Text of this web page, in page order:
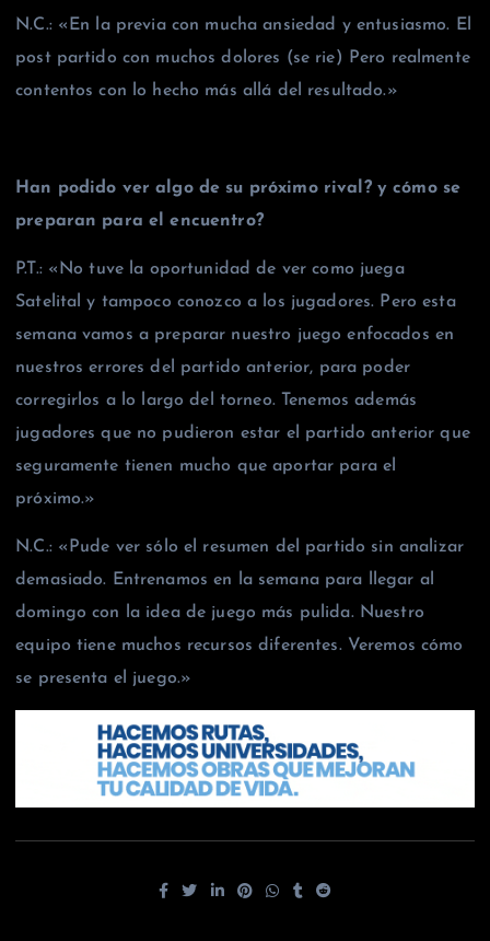
N.C.: «En la previa con mucha ansiedad y entusiasmo. El
post partido con muchos dolores (se rie) Pero realmente
contentos con lo hecho más allá del resultado.»
Han podido ver algo de su próximo rival? y cómo se
preparan para el encuentro?
P.T.: «No tuve la oportunidad de ver como juega
Satelital y tampoco conozco a los jugadores. Pero esta
semana vamos a preparar nuestro juego enfocados en
nuestros errores del partido anterior, para poder
corregirlos a lo largo del torneo. Tenemos además
jugadores que no pudieron estar el partido anterior que
seguramente tienen mucho que aportar para el
próximo.»
N.C.: «Pude ver sólo el resumen del partido sin analizar
demasiado. Entrenamos en la semana para llegar al
domingo con la idea de juego más pulida. Nuestro
equipo tiene muchos recursos diferentes. Veremos cómo
se presenta el juego.»